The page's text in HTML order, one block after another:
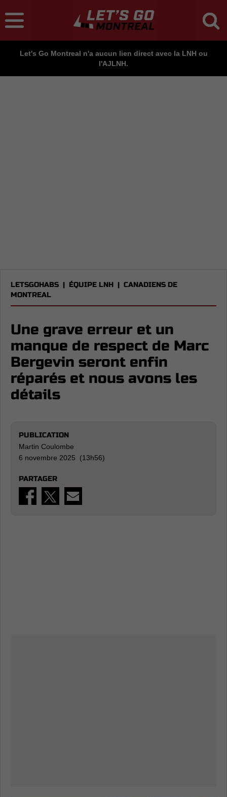
Let's Go Montreal n'a aucun lien direct avec la LNH ou
l'AJLNH.
LETSGOHABS | ÉQUIPE LNH | CANADIENS DE
MONTREAL
Une grave erreur et un
manque de respect de Marc
Bergevin seront enfin
réparés et nous avons les
détails
PUBLICATION
Martin Coulombe
6 novembre 2025 (13h56)
PARTAGER